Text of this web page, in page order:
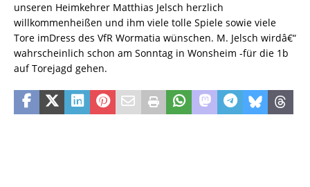
unseren Heimkehrer Matthias Jelsch herzlich
willkommenheißen und ihm viele tolle Spiele sowie viele
Tore imDress des VfR Wormatia wünschen. M. Jelsch wirdâ€“
wahrscheinlich schon am Sonntag in Wonsheim -für die 1b
auf Torejagd gehen.